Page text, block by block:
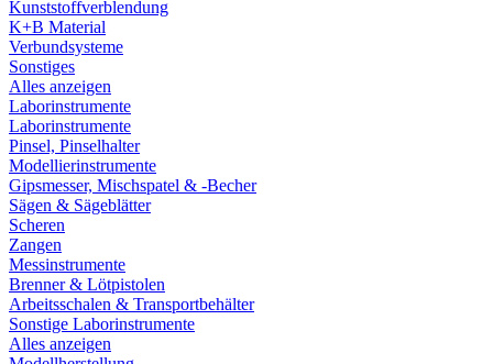
Kunststoffverblendung
K+B Material
Verbundsysteme
Sonstiges
Alles anzeigen
Laborinstrumente
Laborinstrumente
Pinsel, Pinselhalter
Modellierinstrumente
Gipsmesser, Mischspatel & -Becher
Sägen & Sägeblätter
Scheren
Zangen
Messinstrumente
Brenner & Lötpistolen
Arbeitsschalen & Transportbehälter
Sonstige Laborinstrumente
Alles anzeigen